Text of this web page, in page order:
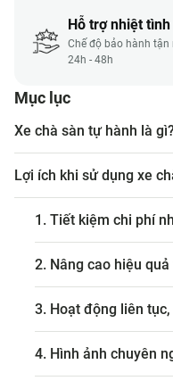
Hỗ trợ nhiệt tình
Chế độ bảo hành
24h - 48h
Mục lục
Xe chà sàn tự hành là
Lợi ích khi sử dụng xe
1. Tiết kiệm chi phí
2. Nâng cao hiệu quả
3. Hoạt động liên
4. Hình ảnh chuyên